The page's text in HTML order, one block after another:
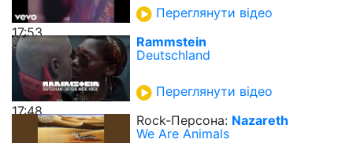
17:53
Переглянути відео
17:48
Rammstein
Deutschland
Переглянути відео
Rock-Персона: Nazareth
We Are Animals